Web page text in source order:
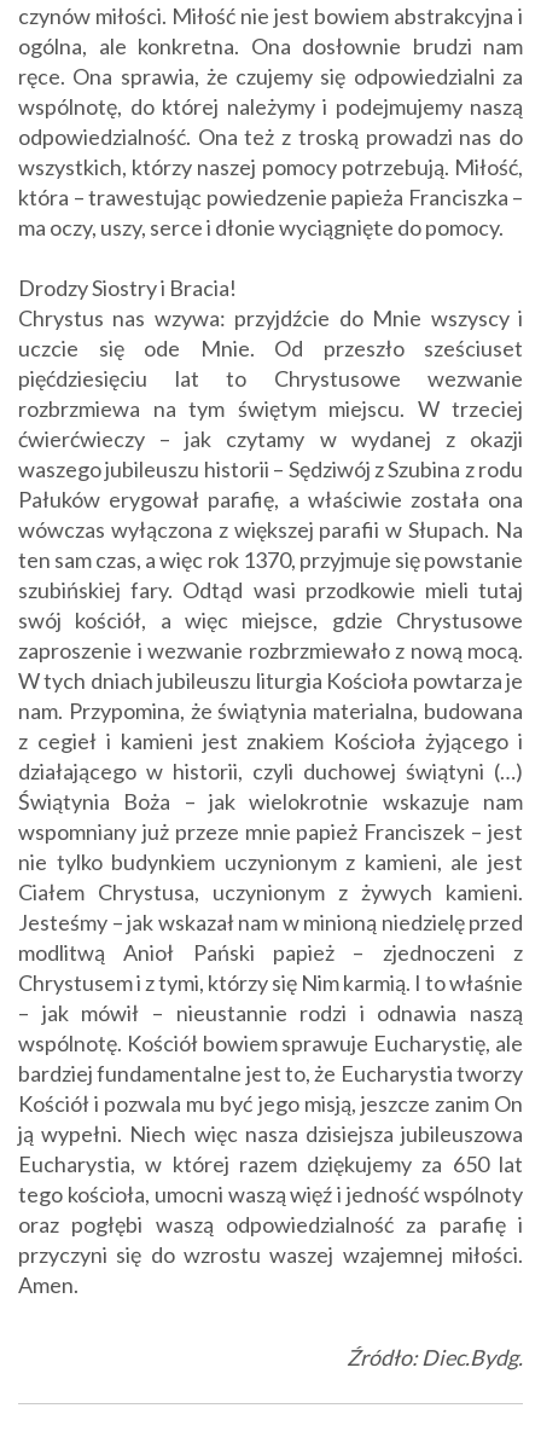
czynów miłości. Miłość nie jest bowiem abstrakcyjna i
ogólna, ale konkretna. Ona dosłownie brudzi nam
ręce. Ona sprawia, że czujemy się odpowiedzialni za
wspólnotę, do której należymy i podejmujemy naszą
odpowiedzialność. Ona też z troską prowadzi nas do
wszystkich, którzy naszej pomocy potrzebują. Miłość,
która – trawestując powiedzenie papieża Franciszka –
ma oczy, uszy, serce i dłonie wyciągnięte do pomocy.
Drodzy Siostry i Bracia!
Chrystus nas wzywa: przyjdźcie do Mnie wszyscy i
uczcie się ode Mnie. Od przeszło sześciuset
pięćdziesięciu lat to Chrystusowe wezwanie
rozbrzmiewa na tym świętym miejscu. W trzeciej
ćwierćwieczy – jak czytamy w wydanej z okazji
waszego jubileuszu historii – Sędziwój z Szubina z rodu
Pałuków erygował parafię, a właściwie została ona
wówczas wyłączona z większej parafii w Słupach. Na
ten sam czas, a więc rok 1370, przyjmuje się powstanie
szubińskiej fary. Odtąd wasi przodkowie mieli tutaj
swój kościół, a więc miejsce, gdzie Chrystusowe
zaproszenie i wezwanie rozbrzmiewało z nową mocą.
W tych dniach jubileuszu liturgia Kościoła powtarza je
nam. Przypomina, że świątynia materialna, budowana
z cegieł i kamieni jest znakiem Kościoła żyjącego i
działającego w historii, czyli duchowej świątyni (…)
Świątynia Boża – jak wielokrotnie wskazuje nam
wspomniany już przeze mnie papież Franciszek – jest
nie tylko budynkiem uczynionym z kamieni, ale jest
Ciałem Chrystusa, uczynionym z żywych kamieni.
Jesteśmy – jak wskazał nam w minioną niedzielę przed
modlitwą Anioł Pański papież – zjednoczeni z
Chrystusem i z tymi, którzy się Nim karmią. I to właśnie
– jak mówił – nieustannie rodzi i odnawia naszą
wspólnotę. Kościół bowiem sprawuje Eucharystię, ale
bardziej fundamentalne jest to, że Eucharystia tworzy
Kościół i pozwala mu być jego misją, jeszcze zanim On
ją wypełni. Niech więc nasza dzisiejsza jubileuszowa
Eucharystia, w której razem dziękujemy za 650 lat
tego kościoła, umocni waszą więź i jedność wspólnoty
oraz pogłębi waszą odpowiedzialność za parafię i
przyczyni się do wzrostu waszej wzajemnej miłości.
Amen.
Źródło: Diec.Bydg.